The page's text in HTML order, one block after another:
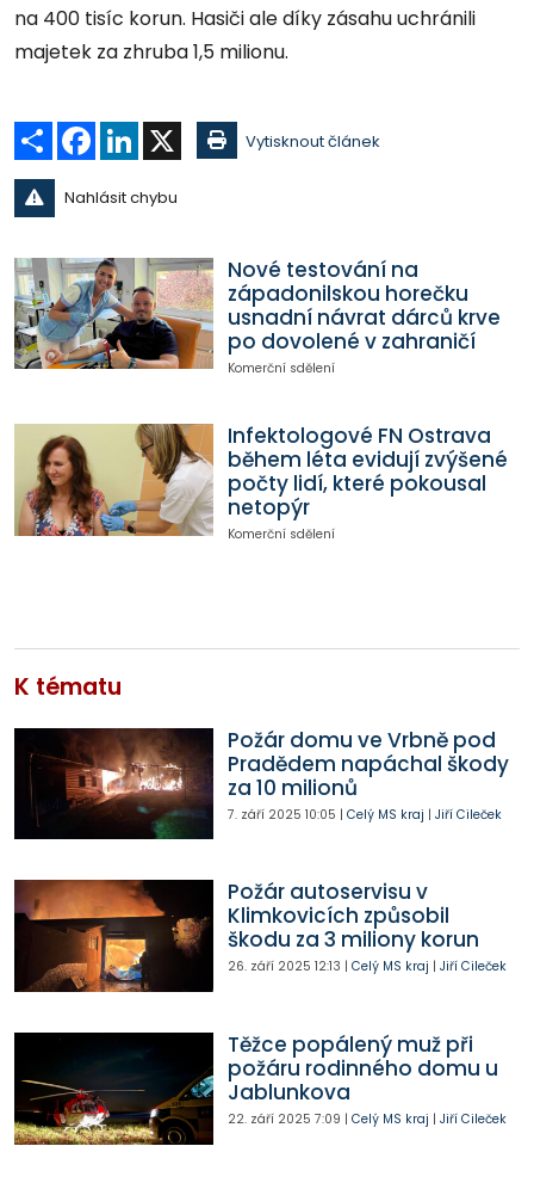
na 400 tisíc korun. Hasiči ale díky zásahu uchránili
majetek za zhruba 1,5 milionu.
Sdílet Facebook
LinkedIn Vytisknout článek
Nahlásit chybu
Nové testování na
západonilskou horečku
usnadní návrat dárců krve
po dovolené v zahraničí
Komerční sdělení
Infektologové FN Ostrava
během léta evidují zvýšené
počty lidí, které pokousal
netopýr
Komerční sdělení
K tématu
Požár domu ve Vrbně pod
Pradědem napáchal škody
za 10 milionů
7. září 2025 10:05 | Celý MS kraj | Jiří Cileček
Požár autoservisu v
Klimkovicích způsobil
škodu za 3 miliony korun
26. září 2025 12:13 | Celý MS kraj | Jiří Cileček
Těžce popálený muž při
požáru rodinného domu u
Jablunkova
22. září 2025 7:09 | Celý MS kraj | Jiří Cileček